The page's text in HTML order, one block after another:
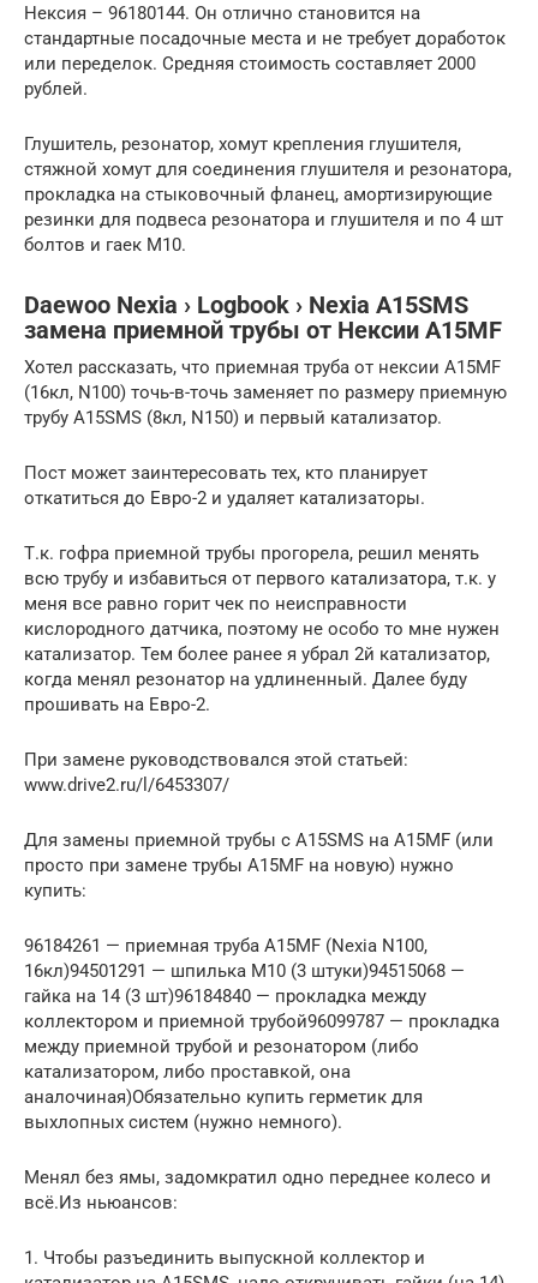
Нексия – 96180144. Он отлично становится на
стандартные посадочные места и не требует доработок
или переделок. Средняя стоимость составляет 2000
рублей.
Глушитель, резонатор, хомут крепления глушителя,
стяжной хомут для соединения глушителя и резонатора,
прокладка на стыковочный фланец, амортизирующие
резинки для подвеса резонатора и глушителя и по 4 шт
болтов и гаек М10.
Daewoo Nexia › Logbook › Nexia A15SMS
замена приемной трубы от Нексии A15MF
Хотел рассказать, что приемная труба от нексии A15MF
(16кл, N100) точь-в-точь заменяет по размеру приемную
трубу A15SMS (8кл, N150) и первый катализатор.
Пост может заинтересовать тех, кто планирует
откатиться до Евро-2 и удаляет катализаторы.
Т.к. гофра приемной трубы прогорела, решил менять
всю трубу и избавиться от первого катализатора, т.к. у
меня все равно горит чек по неисправности
кислородного датчика, поэтому не особо то мне нужен
катализатор. Тем более ранее я убрал 2й катализатор,
когда менял резонатор на удлиненный. Далее буду
прошивать на Евро-2.
При замене руководствовался этой статьей:
www.drive2.ru/l/6453307/
Для замены приемной трубы c A15SMS на A15MF (или
просто при замене трубы A15MF на новую) нужно
купить:
96184261 — приемная труба A15MF (Nexia N100,
16кл)94501291 — шпилька M10 (3 штуки)94515068 —
гайка на 14 (3 шт)96184840 — прокладка между
коллектором и приемной трубой96099787 — прокладка
между приемной трубой и резонатором (либо
катализатором, либо проставкой, она
аналочиная)Обязательно купить герметик для
выхлопных систем (нужно немного).
Менял без ямы, задомкратил одно переднее колесо и
всё.Из ньюансов:
1. Чтобы разъединить выпускной коллектор и